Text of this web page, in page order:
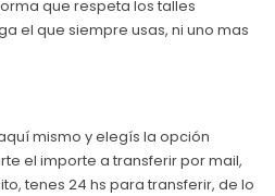
que respeta los talles
el que siempre usas, ni uno mas
mismo y elegís la opción
el importe a transferir por mail,
tenes 24 hs para transferir, de lo